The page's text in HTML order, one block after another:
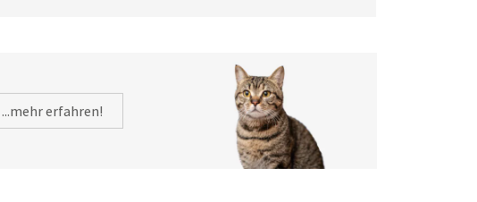
...mehr erfahren!